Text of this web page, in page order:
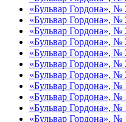
«Бульвар Гордона»,
«Бульвар Гордона»,
«Бульвар Гордона»,
«Бульвар Гордона», №
«Бульвар Гордона», №
«Бульвар Гордона», №
«Бульвар Гордона», №
«Бульвар Гордона», №
«Бульвар Гордона», №
«Бульвар Гордона», №
«Бульвар Гордона», №